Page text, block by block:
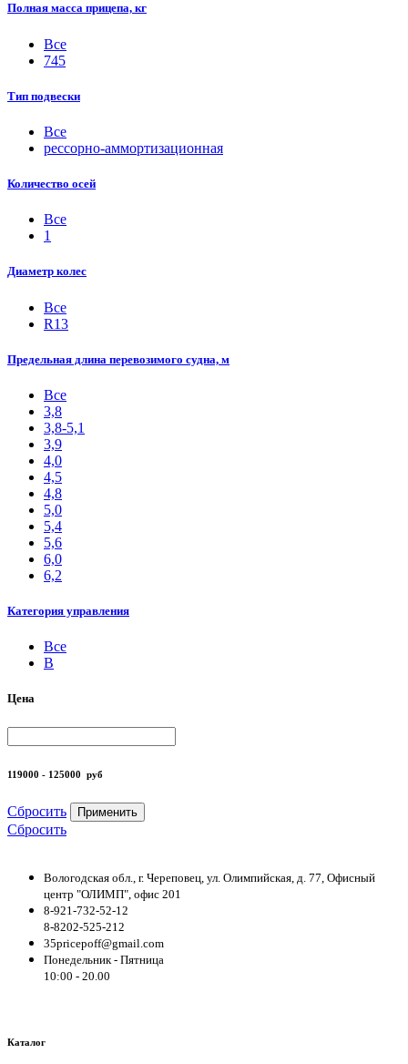
Полная масса прицепа, кг
Все
745
Тип подвески
Все
рессорно-аммортизационная
Количество осей
Все
1
Диаметр колес
Все
R13
Предельная длина перевозимого судна, м
Все
3,8
3,8-5,1
3,9
4,0
4,5
4,8
5,0
5,4
5,6
6,0
6,2
Категория управления
Все
B
Цена
119000 - 125000 руб
Сбросить Применить
Сбросить
Вологодская обл., г. Череповец, ул. Олимпийская, д. 77, Офисный
центр "ОЛИМП", офис 201
8-921-732-52-12
8-8202-525-212
35pricepoff@gmail.com
Понедельник - Пятница
10:00 - 20.00
Каталог